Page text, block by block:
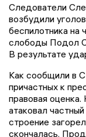
Следователи
возбудили
беспилотника на
слободы Подол
В результате
Как сообщили в
причастных к
правовая
атаковал
строение
скончалась.